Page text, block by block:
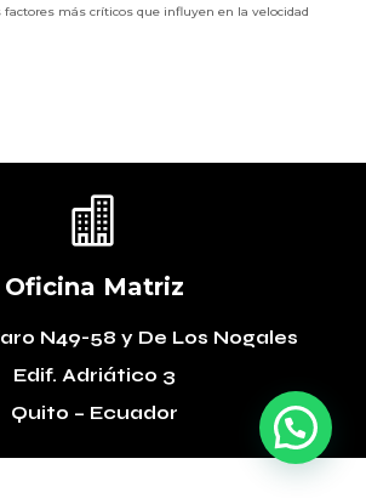
factores más críticos que influyen en la velocidad

Oficina Matriz
N49-58 y De Los Nogales
Edif. Adriático 3
Quito – Ecuador